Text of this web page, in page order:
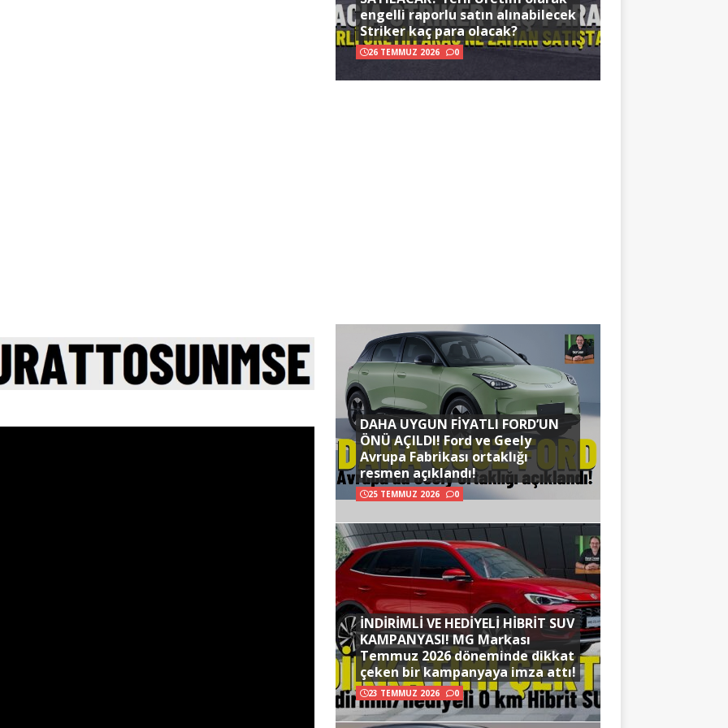
engelli raporlu satın alınabilecek
Striker kaç para olacak?
26 TEMMUZ 2026 0
DAHA UYGUN FİYATLI FORD’UN
ÖNÜ AÇILDI! Ford ve Geely
Avrupa Fabrikası ortaklığı
resmen açıklandı!
25 TEMMUZ 2026 0
İNDİRİMLİ VE HEDİYELİ HİBRİT SUV
KAMPANYASI! MG Markası
Temmuz 2026 döneminde dikkat
çeken bir kampanyaya imza attı!
23 TEMMUZ 2026 0